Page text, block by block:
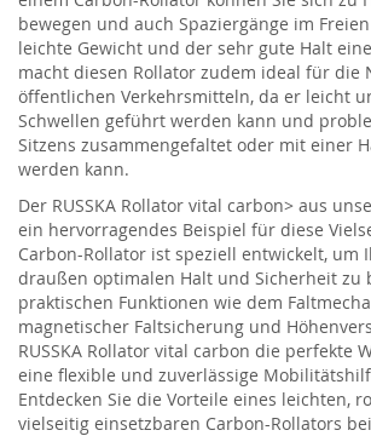
bewegen und auch Spaziergänge im
leichte Gewicht und der sehr gute Halt
macht diesen Rollator zudem ideal für die
öffentlichen Verkehrsmitteln, da er leicht
Schwellen geführt werden kann und
Sitzens zusammengefaltet oder mit einer
werden kann.
Der RUSSKA Rollator vital carbon> aus
ein hervorragendes Beispiel für diese
Carbon-Rollator ist speziell entwickelt, um
draußen optimalen Halt und Sicherheit zu
praktischen Funktionen wie dem
magnetischer Faltsicherung und
RUSSKA Rollator vital carbon die perfekte
eine flexible und zuverlässige
Entdecken Sie die Vorteile eines leichten,
vielseitig einsetzbaren Carbon-Rollators